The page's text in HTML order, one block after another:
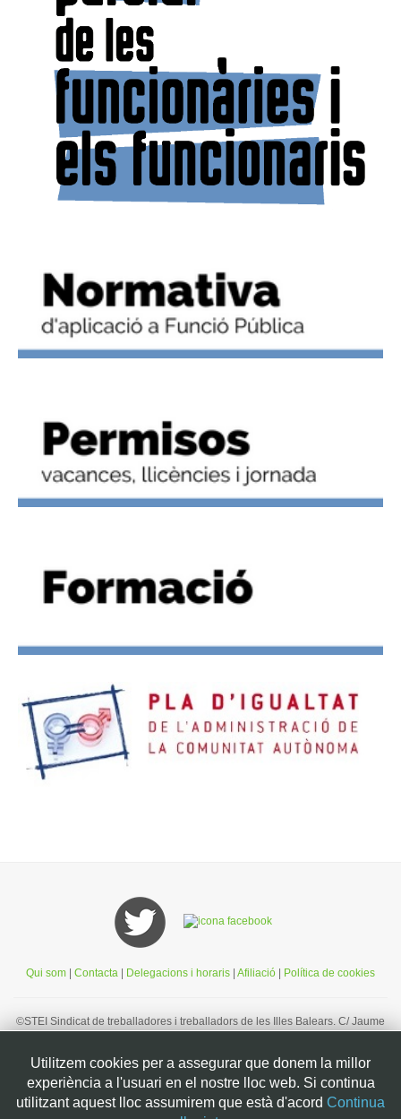
Qui som Contacta Delegacions i horaris Afiliació Política de cookies
©STEI Sindicat de treballadores i treballadors de les Illes Balears. C/ Jaume
d’Espanya, número 49. CIF: G07126956
Bootstrapis a front-end framework of Twitter, Inc. Code licensed under MIT
License.
Utilitzem cookies per a assegurar que donem la millor
experiència a l'usuari en el nostre lloc web. Si continua
utilitzant aquest lloc assumirem que està d'acord Continua